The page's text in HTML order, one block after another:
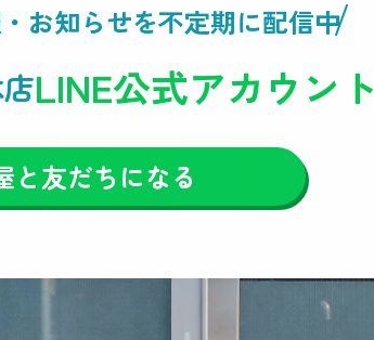
お知らせを不定期に配信中
LINE公式アカウント
と友だちになる